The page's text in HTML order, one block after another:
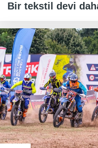
Bir tekstil devi